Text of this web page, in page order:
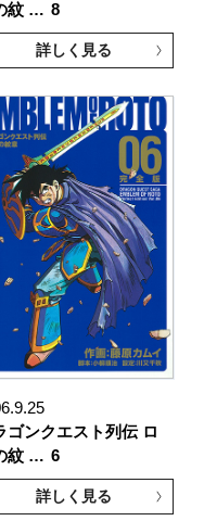
紋 … 8
詳しく見る
ゴンクエスト列伝 ロ
紋 … 6
詳しく見る